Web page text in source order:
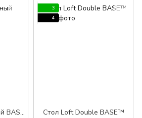
Стол Loft квадратный BASE™
3
4
Стол Loft Double BASE™